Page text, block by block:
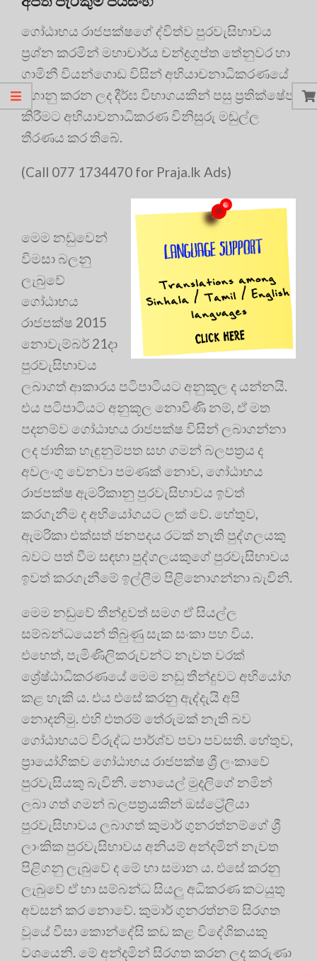
ගෝඨාභය රාජපක්ෂගේ ද්විත්ව පුරවැසිභාවය
ප්‍රශ්න කරමින් මහාචාර්ය චන්ද්‍රගුප්ත තේනුවර හා
ගාමිනී වියන්ගොඩ විසින් අභියාචනාධිකරණයේ
ගොනු කරන ලද දීර්ඝ විභාගයකින් පසු ප්‍රතික්ෂේප
කිරීමට අභියාචනාධිකරණ විනිසුරු මඬුල්ල
තීරණය කර තිබේ.
(Call 077 1734470 for Praja.lk Ads)
මෙම නඩුවෙන්
විමසා බලනු
ලැබුවේ
ගෝඨාභය
රාජපක්ෂ 2015
නොවැම්බර් 21දා
පුරවැසිභාවය
ලබාගත් ආකාරය පටිපාටියට අනුකූල ද යන්නයි.
එය පටිපාටියට අනුකූල නොවිණි නම්, ඒ මත
පදනම්ව ගෝඨාභය රාජපක්ෂ විසින් ලබාගන්නා
ලද ජාතික හැඳුනුම්පත සහ ගමන් බලපත්‍රය ද
අවලංගු වෙනවා පමණක් නොව, ගෝඨාභය
රාජපක්ෂ ඇමරිකානු පුරවැසිභාවය ඉවත්
කරගැනීම ද අභියෝගයට ලක් වේ. හේතුව,
ඇමරිකා එක්සත් ජනපදය රටක් නැති පුද්ගලයකු
බවට පත් වීම සඳහා පුද්ගලයකුගේ පුරවැසිභාවය
ඉවත් කරගැනීමේ ඉල්ලීම පිළිනොගන්නා බැවිනි.
මෙම නඩුවේ තීන්දුවත් සමග ඒ සියල්ල
සම්බන්ධයෙන් තිබුණු සැක සංකා පහ විය.
එහෙත්, පැමිණිලිකරුවන්ට නැවත වරක්
ශ්‍රේෂ්ඨාධිකරණයේ මෙම නඩු තීන්දුවට අභියෝග
කළ හැකි ය. එය එසේ කරනු ඇද්දැයි අපි
නොදනිමු. එහි එතරම් තේරුමක් නැති බව
ගෝඨාභයට විරුද්ධ පාර්ශ්ව පවා පවසති. හේතුව,
ප්‍රායෝගිකව ගෝඨාභය රාජපක්ෂ ශ්‍රී ලංකාවේ
පුරවැසියකු බැවිනි. නොයෙල් මුදලිගේ නමින්
ලබා ගත් ගමන් බලපත්‍රයකින් ඔස්ට්‍රේලියා
පුරවැසිභාවය ලබාගත් කුමාර් ගුනරත්නම්ගේ ශ්‍රී
ලාංකික පුරවැසිභාවය අනියම් අන්දමින් නැවත
පිළිගනු ලැබුවේ ද මේ හා සමාන ය. එසේ කරනු
ලැබුවේ ඒ හා සම්බන්ධ සියලු අධිකරණ කටයුතු
අවසන් කර නොවේ. කුමාර් ගුනරත්නම් සිරගත
වූයේ වීසා කොන්දේසි කඩ කළ විදේශිකයකු
වශයෙනි. මේ අන්දමින් සිරගත කරන ලද කරුණා